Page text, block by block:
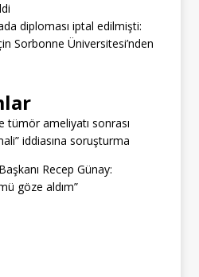
diploması iptal edilmişti:
Sorbonne Üniversitesi’nden
tümör ameliyatı sonrası
iddiasına soruşturma
Recep Günay:
göze aldım”